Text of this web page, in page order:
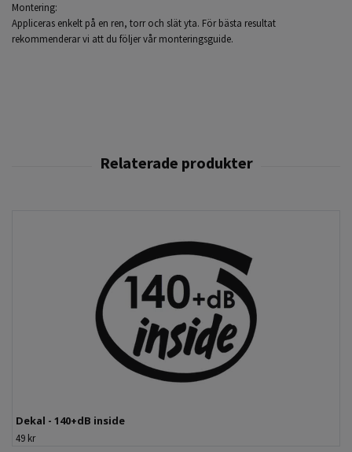
Montering:
Appliceras enkelt på en ren, torr och slät yta. För bästa resultat
rekommenderar vi att du följer vår monteringsguide.
Dekal - 140+dB inside
49 kr